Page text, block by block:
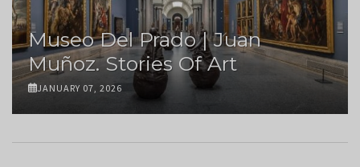
Museo Del Prado | Juan
Muñoz. Stories Of Art
JANUARY 07, 2026